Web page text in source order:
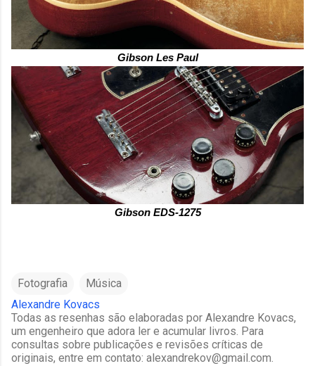
Gibson Les Paul
Gibson EDS-1275
Fotografia
Música
Alexandre Kovacs
Todas as resenhas são elaboradas por Alexandre Kovacs,
um engenheiro que adora ler e acumular livros. Para
consultas sobre publicações e revisões críticas de
originais, entre em contato: alexandrekov@gmail.com.